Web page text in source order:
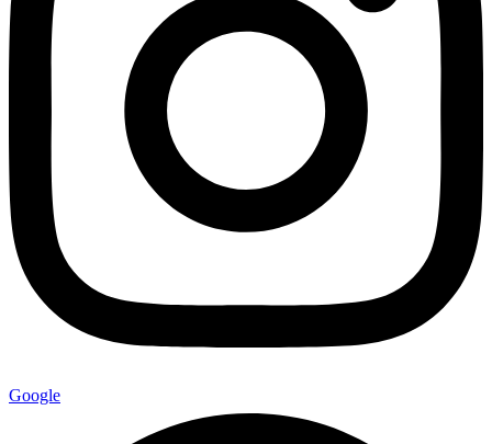
Google